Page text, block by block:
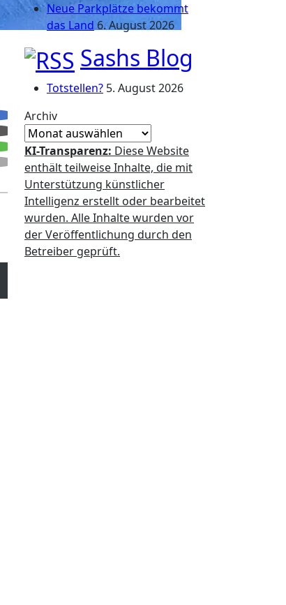
Neue Parkplätze bekommt
das Land 6. August 2026
Sashs Blog
Totstellen? 5. August 2026
Archiv
KI-Transparenz: Diese Website
enthält teilweise Inhalte, die mit
Unterstützung künstlicher
Intelligenz erstellt oder bearbeitet
wurden. Alle Inhalte wurden vor
der Veröffentlichung durch den
Betreiber geprüft.